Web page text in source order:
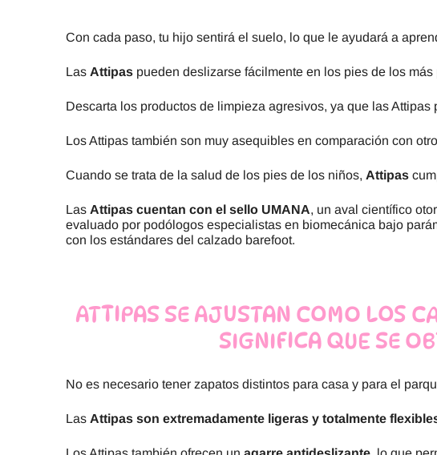
Con cada paso, tu hijo sentirá el suelo, lo que le ayudará a
Las Attipas pueden deslizarse fácilmente en los pies de los
Descarta los productos de limpieza agresivos, ya que las
Los Attipas también son muy asequibles en comparación con
Cuando se trata de la salud de los pies de los niños, Attipas
Las Attipas cuentan con el sello UMANA, un aval científico
evaluado por podólogos especialistas en biomecánica bajo
con los estándares del calzado barefoot.
ATTIPAS SE AJUSTAN COMO LOS
SIGNIFICA QUE SE
No es necesario tener zapatos distintos para casa y para el
Las Attipas son extremadamente ligeras y totalmente